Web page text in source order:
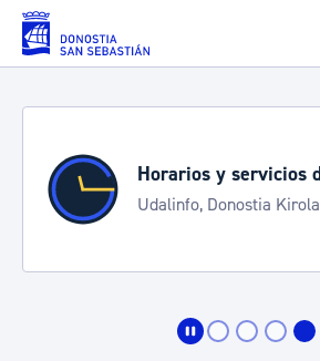
Saltar al contenido principal
Horarios y servicios
Udalinfo, Donostia